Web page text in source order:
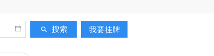
搜索 我要挂牌